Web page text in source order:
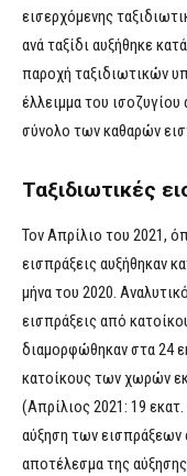
εισερχόμενης
ανά ταξίδι αυξήθηκε
παροχή ταξιδιωτικών
έλλειμμα του
σύνολο των καθαρών
Ταξιδιωτικές
Τον Απρίλιο του 2021,
εισπράξεις αυξήθηκαν
μήνα του 2020.
εισπράξεις από
διαμορφώθηκαν στα 24
κατοίκους των χωρών
(Απρίλιος 2021: 19
αύξηση των
αποτέλεσμα της